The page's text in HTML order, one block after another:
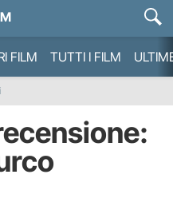
FILM TUTTI I FILM